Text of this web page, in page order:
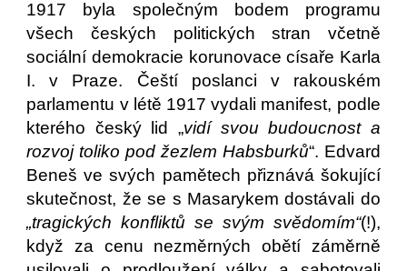
1917 byla společným bodem programu
všech českých politických stran včetně
sociální demokracie korunovace císaře Karla
I. v Praze. Čeští poslanci v rakouském
parlamentu v létě 1917 vydali manifest, podle
kterého český lid „vidí svou budoucnost a
rozvoj toliko pod žezlem Habsburků“. Edvard
Beneš ve svých pamětech přiznává šokující
skutečnost, že se s Masarykem dostávali do
„tragických konfliktů se svým svědomím“(!),
když za cenu nezměrných obětí záměrně